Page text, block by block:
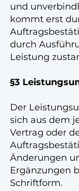
und
kommt erst
durch
Leistung
§3
Der
sich aus dem
Vertrag oder
Änderungen
Ergänzungen
Schriftform.